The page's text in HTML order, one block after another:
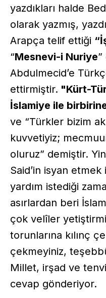
yazdıkları halde
olarak yazmış,
Arapça telif ettiği
“Mesnevi-i Nuriye
Abdulmecid’e
ettirmiştir. "Kürt-
İslamiye ile
ve “Türkler bizim
kuvvetiyiz;
oluruz” demiştir.
Said’in isyan etmek
yardım istediği
asırlardan beri
çok velîler
torunlarına kılınç
çekmeyiniz,
Millet, irşad ve
cevap gönderiyor.